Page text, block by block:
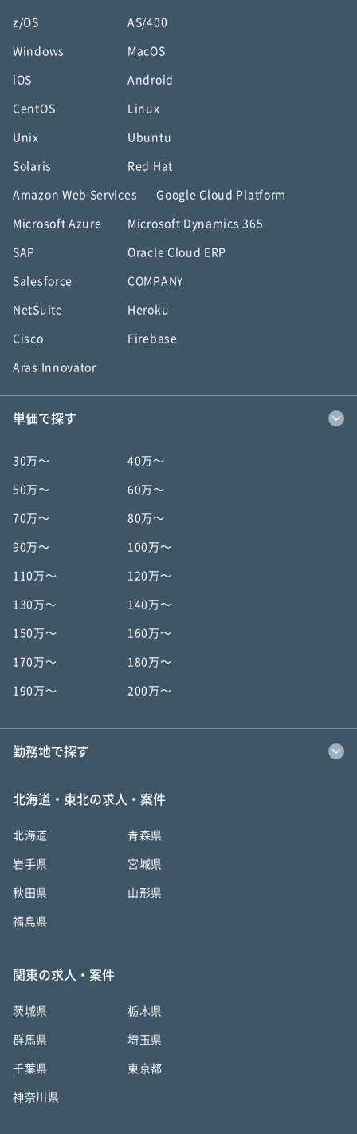
z/OS AS/400
Windows MacOS
iOS Android
CentOS Linux
Unix Ubuntu
Solaris Red Hat
Amazon Web Services Google Cloud Platform
Microsoft Azure Microsoft Dynamics 365
SAP Oracle Cloud ERP
Salesforce COMPANY
NetSuite Heroku
Cisco Firebase
Aras Innovator
単価で探す
30万〜 40万〜
50万〜 60万〜
70万〜 80万〜
90万〜 100万〜
110万〜 120万〜
130万〜 140万〜
150万〜 160万〜
170万〜 180万〜
190万〜 200万〜
勤務地で探す
北海道・東北の求人・案件
北海道 青森県
岩手県 宮城県
秋田県 山形県
福島県
関東の求人・案件
茨城県 栃木県
群馬県 埼玉県
千葉県 東京都
神奈川県